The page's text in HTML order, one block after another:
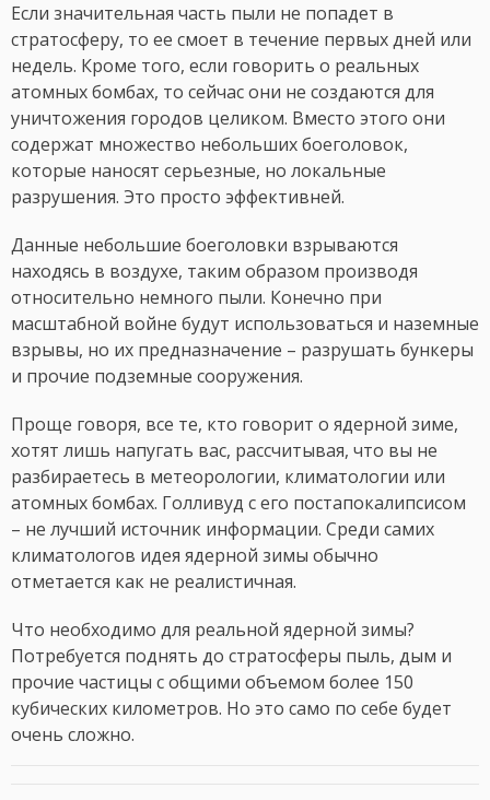
Если значительная часть пыли не попадет в
стратосферу, то ее смоет в течение первых дней или
недель. Кроме того, если говорить о реальных
атомных бомбах, то сейчас они не создаются для
уничтожения городов целиком. Вместо этого они
содержат множество небольших боеголовок,
которые наносят серьезные, но локальные
разрушения. Это просто эффективней.
Данные небольшие боеголовки взрываются
находясь в воздухе, таким образом производя
относительно немного пыли. Конечно при
масштабной войне будут использоваться и наземные
взрывы, но их предназначение – разрушать бункеры
и прочие подземные сооружения.
Проще говоря, все те, кто говорит о ядерной зиме,
хотят лишь напугать вас, рассчитывая, что вы не
разбираетесь в метеорологии, климатологии или
атомных бомбах. Голливуд с его постапокалипсисом
– не лучший источник информации. Среди самих
климатологов идея ядерной зимы обычно
отметается как не реалистичная.
Что необходимо для реальной ядерной зимы?
Потребуется поднять до стратосферы пыль, дым и
прочие частицы с общими объемом более 150
кубических километров. Но это само по себе будет
очень сложно.